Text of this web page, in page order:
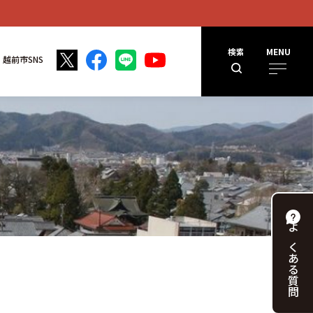
検索 MENU
越前市SNS
よくある
質問